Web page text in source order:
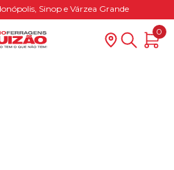
Sinop e Várzea Grande
0